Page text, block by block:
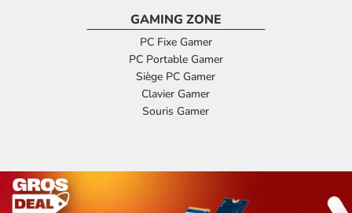
GAMING ZONE
PC Fixe Gamer
PC Portable Gamer
Siège PC Gamer
Clavier Gamer
Souris Gamer